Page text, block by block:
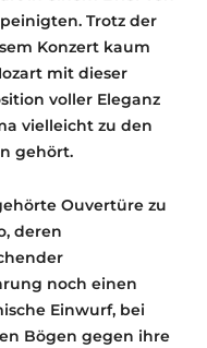
Trotz der
Konzert kaum
mit dieser
voller Eleganz
vielleicht zu den
gehört.
Ouvertüre zu
deren
noch einen
Einwurf, bei
Bögen gegen ihre